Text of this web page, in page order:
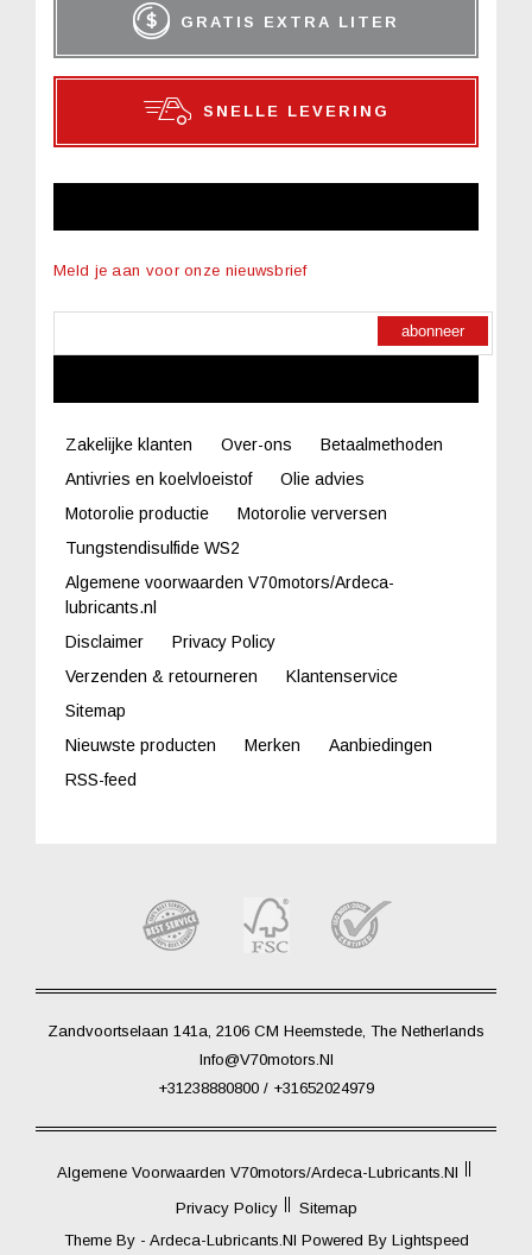
GRATIS EXTRA LITER
SNELLE LEVERING
Meld je aan voor onze nieuwsbrief
abonneer
Zakelijke klanten Over-ons
Betaalmethoden
Antivries en koelvloeistof
Olie advies
Motorolie productie
Motorolie verversen
Tungstendisulfide WS2
Algemene voorwaarden V70motors/Ardeca-
lubricants.nl
Disclaimer
Privacy Policy
Verzenden & retourneren
Klantenservice
Sitemap
Nieuwste producten
Merken
Aanbiedingen
RSS-feed
Zandvoortselaan 141a, 2106 CM Heemstede, The Netherlands
Info@V70motors.nl
+31238880800 / +31652024979
Algemene Voorwaarden V70motors/Ardeca-Lubricants.nl
Privacy Policy
Sitemap
Theme By - Ardeca-Lubricants.nl Powered By Lightspeed